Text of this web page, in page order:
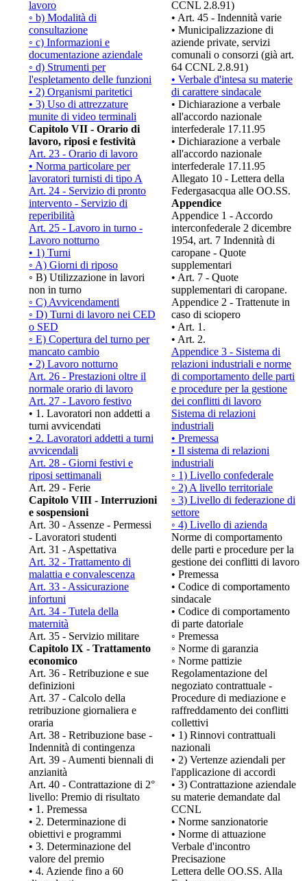
lavoro
◦ b) Modalità di
consultazione
◦ c) Informazioni e
documentazione aziendale
◦ d) Strumenti per
l'espletamento delle funzioni
• 2) Organismi paritetici
• 3) Uso di attrezzature
munite di video terminali
Capitolo VII - Orario di
lavoro, riposi e festività
Art. 23 - Orario di lavoro
• Norma particolare per
lavoratori turnisti di tipo A
Art. 24 - Servizio di pronto
intervento - Servizio di
reperibilità
Art. 25 - Lavoro in turno -
Lavoro notturno
• 1) Turni
◦ A) Giorni di riposo
◦ B) Utilizzazione in lavori
non in turno
◦ C) Avvicendamenti
◦ D) Turni di lavoro nei CED
o SED
◦ E) Copertura del turno per
mancato cambio
• 2) Lavoro notturno
Art. 26 - Prestazioni oltre il
normale orario di lavoro
Art. 27 - Lavoro festivo
• 1. Lavoratori non addetti a
turni avvicendati
• 2. Lavoratori addetti a turni
avvicendali
Art. 28 - Giorni festivi e
riposi settimanali
Art. 29 - Ferie
Capitolo VIII - Interruzioni
e sospensioni
Art. 30 - Assenze - Permessi
- Lavoratori studenti
Art. 31 - Aspettativa
Art. 32 - Trattamento di
malattia e convalescenza
Art. 33 - Assicurazione
infortuni
Art. 34 - Tutela della
maternità
Art. 35 - Servizio militare
Capitolo IX - Trattamento
economico
Art. 36 - Retribuzione e sue
definizioni
Art. 37 - Calcolo della
retribuzione giornaliera e
oraria
Art. 38 - Retribuzione base -
Indennità di contingenza
Art. 39 - Aumenti biennali di
anzianità
Art. 40 - Contrattazione di 2°
livello: Premio di risultato
• 1. Premessa
• 2. Determinazione di
obiettivi e programmi
• 3. Determinazione del
valore del premio
• 4. Aziende fino a 60
CCNL 2.8.91)
• Art. 45 - Indennità varie
• Municipalizzazione di
aziende private, servizi
comunali o consorzi (già art.
64 CCNL 2.8.91)
• Verbale d'intesa su materie
di carattere sindacale
• Dichiarazione a verbale
all'accordo nazionale
interfederale 17.11.95
• Dichiarazione a verbale
all'accordo nazionale
interfederale 17.11.95
Allegato 10 - Lettera della
Federgasacqua alle OO.SS.
Appendice
Appendice 1 - Accordo
interconfederale 2 dicembre
1954, art. 7 Indennità di
caropane - Quote
supplementari
• Art. 7 - Quote
supplementari di caropane.
Appendice 2 - Trattenute in
caso di sciopero
• Art. 1.
• Art. 2.
Appendice 3 - Sistema di
relazioni industriali e norme
di comportamento delle parti
e procedure per la gestione
dei conflitti di lavoro
Sistema di relazioni
industriali
• Premessa
• Il sistema di relazioni
industriali
◦ 1) Livello confederale
◦ 2) A livello territoriale
◦ 3) Livello di federazione di
settore
◦ 4) Livello di azienda
Norme di comportamento
delle parti e procedure per la
gestione dei conflitti di lavoro
• Premessa
• Codice di comportamento
sindacale
• Codice di comportamento
di parte datoriale
◦ Premessa
◦ Norme di garanzia
◦ Norme pattizie
Regolamentazione del
negoziato contrattuale -
Procedure di mediazione e
raffreddamento dei conflitti
collettivi
• 1) Rinnovi contrattuali
nazionali
• 2) Vertenze aziendali per
l'applicazione di accordi
• 3) Contrattazione aziendale
su materie demandate dal
CCNL
• Norme sanzionatorie
• Norme di attuazione
Verbale d'incontro
Precisazione
Lettera delle OO.SS. Alla